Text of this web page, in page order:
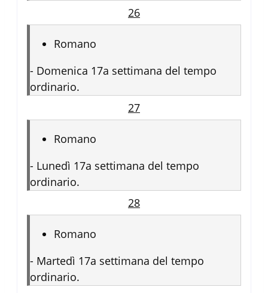
26
Romano
- Domenica 17a settimana del tempo
ordinario.
27
Romano
- Lunedì 17a settimana del tempo
ordinario.
28
Romano
- Martedì 17a settimana del tempo
ordinario.